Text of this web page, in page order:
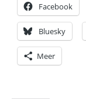
Facebook
Bluesky
Meer